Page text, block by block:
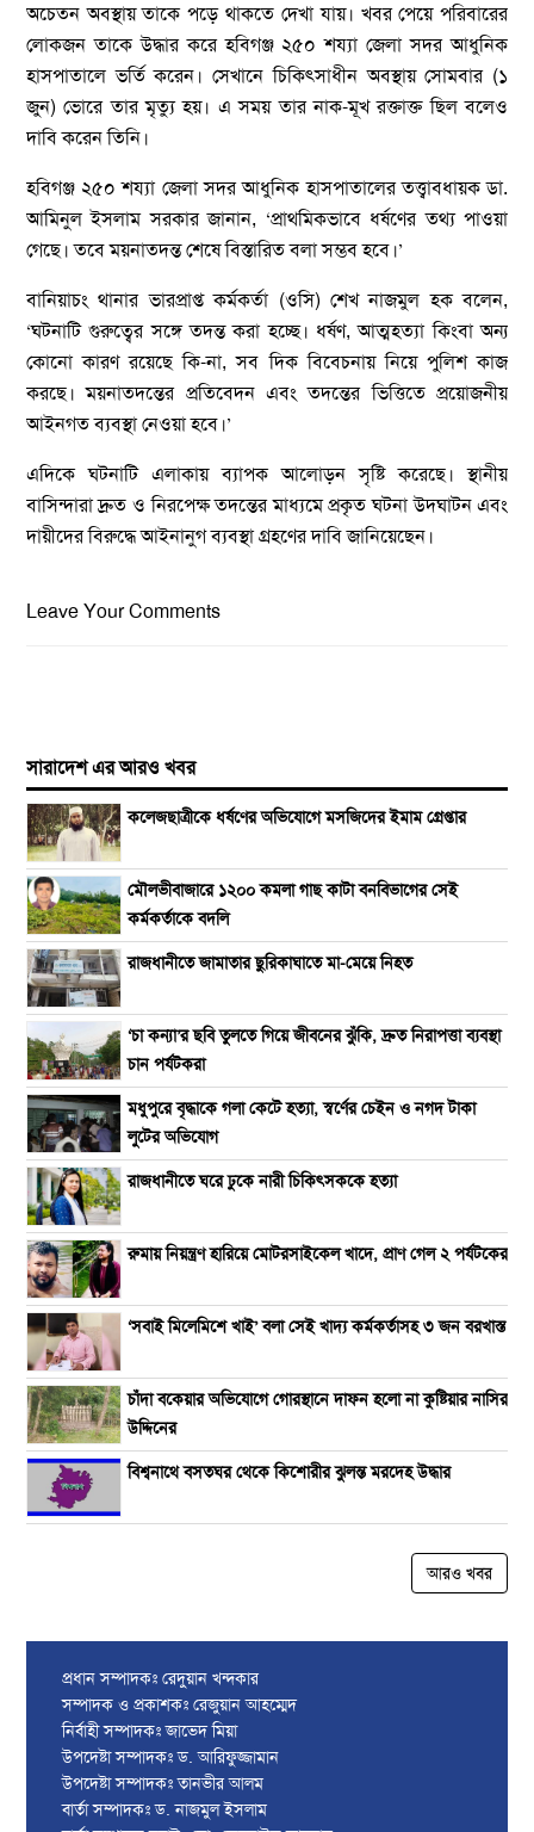
অচেতন অবস্থায় তাকে পড়ে থাকতে দেখা যায়। খবর পেয়ে পরিবারের
লোকজন তাকে উদ্ধার করে হবিগঞ্জ ২৫০ শয্যা জেলা সদর আধুনিক
হাসপাতালে ভর্তি করেন। সেখানে চিকিৎসাধীন অবস্থায় সোমবার (১
জুন) ভোরে তার মৃত্যু হয়। এ সময় তার নাক-মূখ রক্তাক্ত ছিল বলেও
দাবি করেন তিনি।
হবিগঞ্জ ২৫০ শয্যা জেলা সদর আধুনিক হাসপাতালের তত্ত্বাবধায়ক ডা.
আমিনুল ইসলাম সরকার জানান, ‘প্রাথমিকভাবে ধর্ষণের তথ্য পাওয়া
গেছে। তবে ময়নাতদন্ত শেষে বিস্তারিত বলা সম্ভব হবে।’
বানিয়াচং থানার ভারপ্রাপ্ত কর্মকর্তা (ওসি) শেখ নাজমুল হক বলেন,
‘ঘটনাটি গুরুত্বের সঙ্গে তদন্ত করা হচ্ছে। ধর্ষণ, আত্মহত্যা কিংবা অন্য
কোনো কারণ রয়েছে কি-না, সব দিক বিবেচনায় নিয়ে পুলিশ কাজ
করছে। ময়নাতদন্তের প্রতিবেদন এবং তদন্তের ভিত্তিতে প্রয়োজনীয়
আইনগত ব্যবস্থা নেওয়া হবে।’
এদিকে ঘটনাটি এলাকায় ব্যাপক আলোড়ন সৃষ্টি করেছে। স্থানীয়
বাসিন্দারা দ্রুত ও নিরপেক্ষ তদন্তের মাধ্যমে প্রকৃত ঘটনা উদ্ঘাটন এবং
দায়ীদের বিরুদ্ধে আইনানুগ ব্যবস্থা গ্রহণের দাবি জানিয়েছেন।
Leave Your Comments
সারাদেশ এর আরও খবর
কলেজছাত্রীকে ধর্ষণের অভিযোগে মসজিদের ইমাম গ্রেপ্তার
মৌলভীবাজারে ১২০০ কমলা গাছ কাটা বনবিভাগের সেই
কর্মকর্তাকে বদলি
রাজধানীতে জামাতার ছুরিকাঘাতে মা-মেয়ে নিহত
‘চা কন্যা’র ছবি তুলতে গিয়ে জীবনের ঝুঁকি, দ্রুত নিরাপত্তা ব্যবস্থা
চান পর্যটকরা
মধুপুরে বৃদ্ধাকে গলা কেটে হত্যা, স্বর্ণের চেইন ও নগদ টাকা
লুটের অভিযোগ
রাজধানীতে ঘরে ঢুকে নারী চিকিৎসককে হত্যা
রুমায় নিয়ন্ত্রণ হারিয়ে মোটরসাইকেল খাদে, প্রাণ গেল ২ পর্যটকের
‘সবাই মিলেমিশে খাই’ বলা সেই খাদ্য কর্মকর্তাসহ ৩ জন বরখাস্ত
চাঁদা বকেয়ার অভিযোগে গোরস্থানে দাফন হলো না কুষ্টিয়ার নাসির
উদ্দিনের
বিশ্বনাথে বসতঘর থেকে কিশোরীর ঝুলন্ত মরদেহ উদ্ধার
আরও খবর
প্রধান সম্পাদকঃ রেদুয়ান খন্দকার
সম্পাদক ও প্রকাশকঃ রেজুয়ান আহম্মেদ
নির্বাহী সম্পাদকঃ জাভেদ মিয়া
উপদেষ্টা সম্পাদকঃ ড. আরিফুজ্জামান
উপদেষ্টা সম্পাদকঃ তানভীর আলম
বার্তা সম্পাদকঃ ড. নাজমুল ইসলাম